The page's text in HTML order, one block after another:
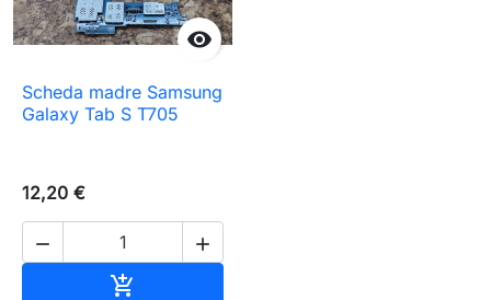

Scheda madre Samsung
Galaxy Tab S T705
12,20 €
 
